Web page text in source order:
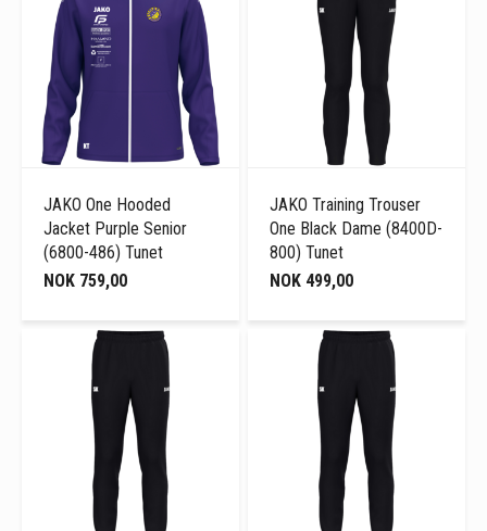
JAKO One Hooded
Jacket Purple Senior
(6800-486) Tunet
NOK 759,00
JAKO Training Trouser
One Black Dame (8400D-
800) Tunet
NOK 499,00